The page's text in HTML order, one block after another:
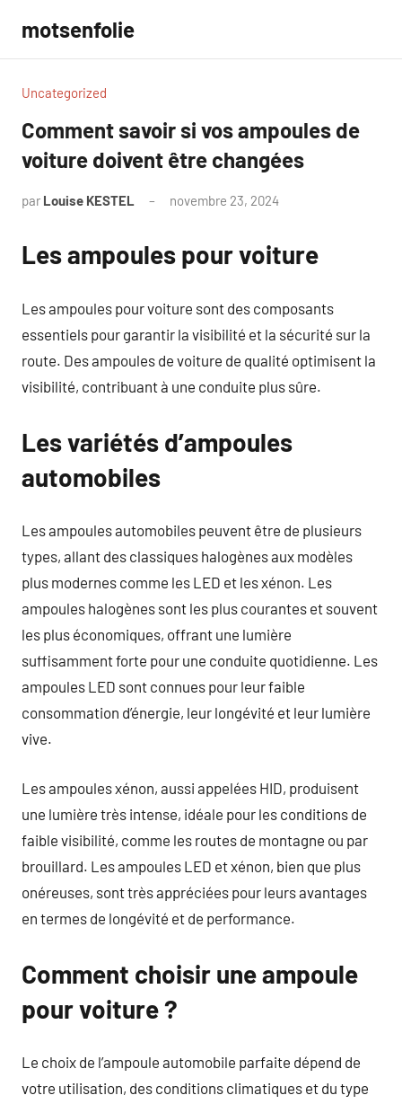
contenu
motsenfolie
Uncategorized
Comment savoir si vos ampoules de
voiture doivent être changées
par Louise KESTEL novembre 23, 2024
Les ampoules pour voiture
Les ampoules pour voiture sont des composants
essentiels pour garantir la visibilité et la sécurité sur la
route. Des ampoules de voiture de qualité optimisent la
visibilité, contribuant à une conduite plus sûre.
Les variétés d’ampoules
automobiles
Les ampoules automobiles peuvent être de plusieurs
types, allant des classiques halogènes aux modèles
plus modernes comme les LED et les xénon. Les
ampoules halogènes sont les plus courantes et souvent
les plus économiques, offrant une lumière
suffisamment forte pour une conduite quotidienne. Les
ampoules LED sont connues pour leur faible
consommation d’énergie, leur longévité et leur lumière
vive.
Les ampoules xénon, aussi appelées HID, produisent
une lumière très intense, idéale pour les conditions de
faible visibilité, comme les routes de montagne ou par
brouillard. Les ampoules LED et xénon, bien que plus
onéreuses, sont très appréciées pour leurs avantages
en termes de longévité et de performance.
Comment choisir une ampoule
pour voiture ?
Le choix de l’ampoule automobile parfaite dépend de
votre utilisation, des conditions climatiques et du type